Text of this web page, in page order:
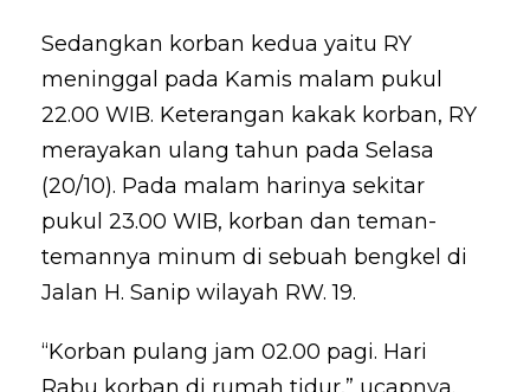
Sedangkan korban kedua yaitu RY
meninggal pada Kamis malam pukul
22.00 WIB. Keterangan kakak korban, RY
merayakan ulang tahun pada Selasa
(20/10). Pada malam harinya sekitar
pukul 23.00 WIB, korban dan teman-
temannya minum di sebuah bengkel di
Jalan H. Sanip wilayah RW. 19.
“Korban pulang jam 02.00 pagi. Hari